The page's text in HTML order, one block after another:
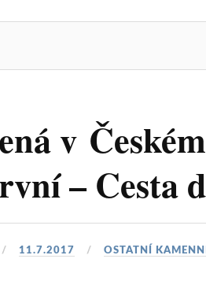
v
– Cesta
11.7.2017 OSTATNÍ